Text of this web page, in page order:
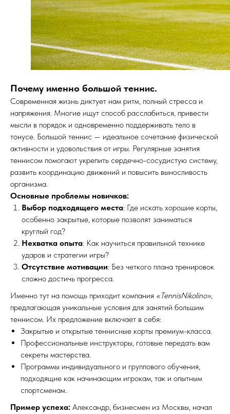
Почему именно большой теннис.
Современная жизнь диктует нам ритм, полный стресса и
напряжения. Многие ищут способ расслабиться, привести
мысли в порядок и одновременно поддерживать тело в
тонусе. Большой теннис — идеальное сочетание физической
активности и удовольствия от игры. Регулярные занятия
теннисом помогают укрепить сердечно-сосудистую систему,
развить координацию движений и повысить выносливость
организма.
Основные проблемы новичков:
Выбор подходящего места: Где искать хорошие корты,
особенно закрытые, которые позволят заниматься
круглый год?
Нехватка опыта: Как научиться правильной технике
ударов и стратегии игры?
Отсутствие мотивации: Без четкого плана тренировок
сложно достичь прогресса.
Именно тут на помощь приходит компания «TennisNikolino»,
предлагающая уникальные условия для занятий большим
теннисом. Их предложение включает в себя:
Закрытые и открытые теннисные корты премиум-класса.
Профессиональные инструкторы, готовые передать вам
секреты мастерства.
Программы индивидуального и группового обучения,
подходящие как начинающим игрокам, так и опытным
спортсменам.
Пример успеха: Александр, бизнесмен из Москвы, начал